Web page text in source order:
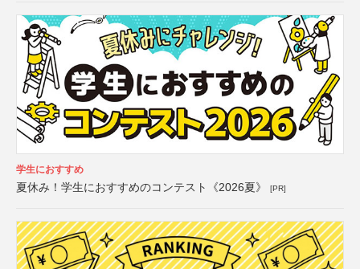
学生におすすめ
夏休み！学生におすすめのコンテスト《2026夏》 [PR]